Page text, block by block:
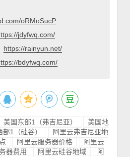
oRMoSucP
jdyfwq.com/
https://rainyun.net/
bdyfwq.com/
美国东部1（弗吉尼亚）
美国地
部1（硅谷）
阿里云弗吉尼亚地
阿里云服务器价格
阿里云
器费用 阿里云硅谷地域
阿